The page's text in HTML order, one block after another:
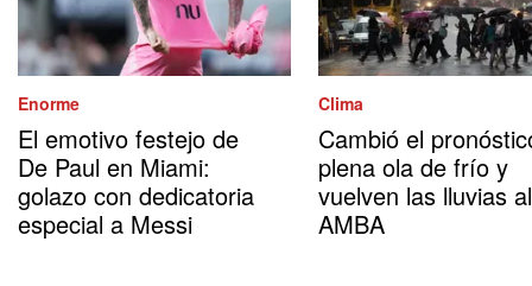
Enorme
El emotivo festejo de
De Paul en Miami:
golazo con dedicatoria
especial a Messi
Clima
Cambió el
plena ola de frío y
vuelven las lluvias al
AMBA